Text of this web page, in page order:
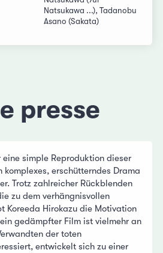
Natsukawa ...), Tadanobu
Asano (Sakata)
presse
simple Reproduktion dieser
komplexes, erschütterndes Drama
Trotz zahlreicher Rückblenden
zu dem verhängnisvollen
Koreeda Hirokazu die Motivation
gedämpfter Film ist vielmehr an
der toten
entwickelt sich zu einer